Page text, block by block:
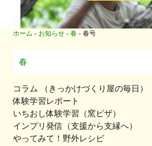
ホーム › お知らせ › 春 › 春号
春
コラム （きっかけづくり屋の毎日）
体験学習レポート
いちおし体験学習（窯ピザ）
インプリ発信（支援から支縁へ）
やってみて！野外レシピ